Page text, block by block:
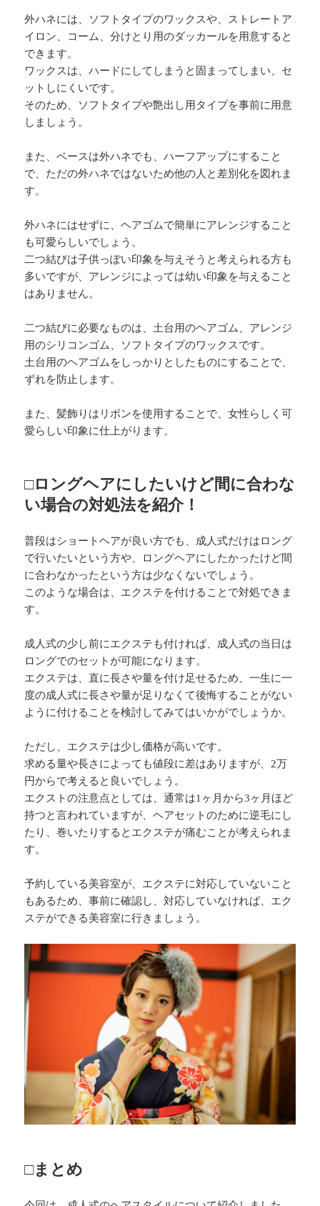
外ハネには、ソフトタイプのワックスや、ストレートア
イロン、コーム、分けとり用のダッカールを用意すると
できます。
ワックスは、ハードにしてしまうと固まってしまい、セ
ットしにくいです。
そのため、ソフトタイプや艶出し用タイプを事前に用意
しましょう。
また、ベースは外ハネでも、ハーフアップにすること
で、ただの外ハネではないため他の人と差別化を図れま
す。
外ハネにはせずに、ヘアゴムで簡単にアレンジすること
も可愛らしいでしょう。
二つ結びは子供っぽい印象を与えそうと考えられる方も
多いですが、アレンジによっては幼い印象を与えること
はありません。
二つ結びに必要なものは、土台用のヘアゴム、アレンジ
用のシリコンゴム、ソフトタイプのワックスです。
土台用のヘアゴムをしっかりとしたものにすることで、
ずれを防止します。
また、髪飾りはリボンを使用することで、女性らしく可
愛らしい印象に仕上がります。
□ロングヘアにしたいけど間に合わな
い場合の対処法を紹介！
普段はショートヘアが良い方でも、成人式だけはロング
で行いたいという方や、ロングヘアにしたかったけど間
に合わなかったという方は少なくないでしょう。
このような場合は、エクステを付けることで対処できま
す。
成人式の少し前にエクステも付ければ、成人式の当日は
ロングでのセットが可能になります。
エクステは、直に長さや量を付け足せるため、一生に一
度の成人式に長さや量が足りなくて後悔することがない
ように付けることを検討してみてはいかがでしょうか。
ただし、エクステは少し価格が高いです。
求める量や長さによっても値段に差はありますが、2万
円からで考えると良いでしょう。
エクストの注意点としては、通常は1ヶ月から3ヶ月ほど
持つと言われていますが、ヘアセットのために逆毛にし
たり、巻いたりするとエクステが痛むことが考えられま
す。
予約している美容室が、エクステに対応していないこと
もあるため、事前に確認し、対応していなければ、エク
ステができる美容室に行きましょう。
□まとめ